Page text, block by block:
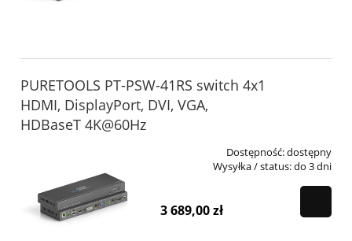
PURETOOLS PT-PSW-41RS switch 4x1
HDMI, DisplayPort, DVI, VGA,
HDBaseT 4K@60Hz
Dostępność:dostępny
Wysyłka / status:do 3 dni
3 689,00 zł